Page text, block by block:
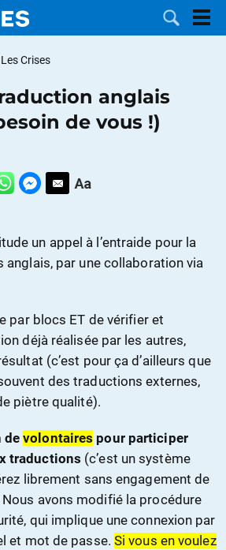
Crises
anglais
de vous !)
un appel à l’entraide pour la
par une collaboration via
par blocs ET de vérifier et
déjà réalisée par les autres,
(c’est pour ça d’ailleurs que
des traductions externes,
piètre qualité).
devolontaires pour participer
traductions (c’est un système
librement sans engagement de
avons modifié la procédure
qui implique une connexion par
et mot de passe. Si vous en voulez